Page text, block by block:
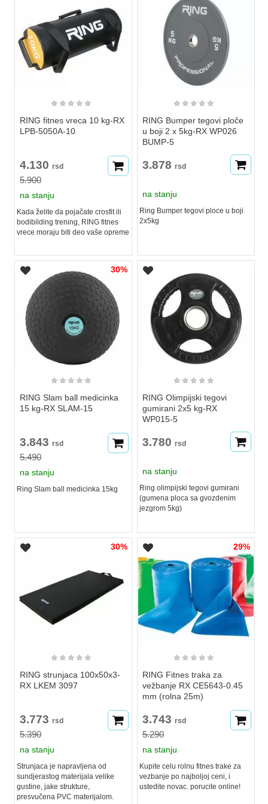
★ ★ ★ ★ ★
RING fitnes vreca 10 kg-RX
LPB-5050A-10
4.130 rsd
5.900
na stanju
Kada želite da pojačate crosfit ili
bodibilding trening, RING fitnes
vrece moraju biti deo vaše opreme
★ ★ ★ ★ ★
RING Bumper tegovi ploče
u boji 2 x 5kg-RX WP026
BUMP-5
3.878 rsd
na stanju
Ring Bumper tegovi ploce u boji
2x5kg
30%
★ ★ ★ ★ ★
RING Slam ball medicinka
15 kg-RX SLAM-15
3.843 rsd
5.490
na stanju
Ring Slam ball medicinka 15kg
★ ★ ★ ★ ★
RING Olimpijski tegovi
gumirani 2x5 kg-RX
WP015-5
3.780 rsd
na stanju
Ring olimpijski tegovi gumirani
(gumena ploca sa gvozdenim
jezgrom 5kg)
30%
★ ★ ★ ★ ★
RING strunjaca 100x50x3-
RX LKEM 3097
3.773 rsd
5.390
na stanju
Strunjaca je napravljena od
sundjerastog materijala velike
gustine, jake strukture,
presvučena PVC materijalom.
29%
★ ★ ★ ★ ★
RING Fitnes traka za
vežbanje RX CE5643-0.45
mm (rolna 25m)
3.743 rsd
5.290
na stanju
Kupite celu rolnu fitnes trake za
vezbanje po najboljoj ceni, i
ustedite novac. porucite online!